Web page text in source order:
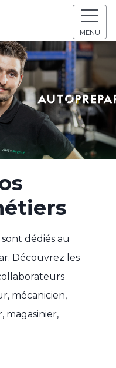
MENU
dédiés au
Découvrez les
mécanicien,
magasinier,